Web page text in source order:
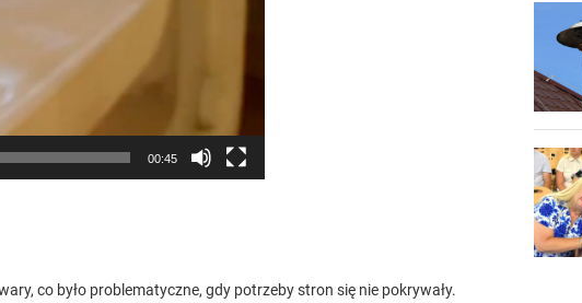
00:45
co było problematyczne, gdy potrzeby stron się nie pokrywały.